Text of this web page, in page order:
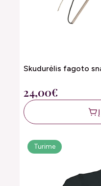
Skudurėlis fagoto
24,00€
Turime